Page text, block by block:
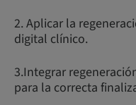
2. Aplicar la
digital clínico.
3.Integrar
para la correcta